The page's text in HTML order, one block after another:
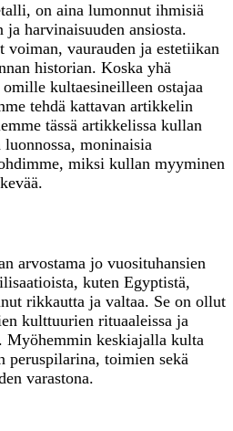
on aina lumonnut ihmisiä
ja harvinaisuuden ansiosta.
vaurauden ja estetiikan
historian. Koska yhä
kultaesineilleen ostajaa
tehdä kattavan artikkelin
tässä artikkelissa kullan
moninaisia
miksi kullan myyminen
arvostama jo vuosituhansien
kuten Egyptistä,
rikkautta ja valtaa. Se on ollut
kulttuurien rituaaleissa ja
Myöhemmin keskiajalla kulta
peruspilarina, toimien sekä
varastona.